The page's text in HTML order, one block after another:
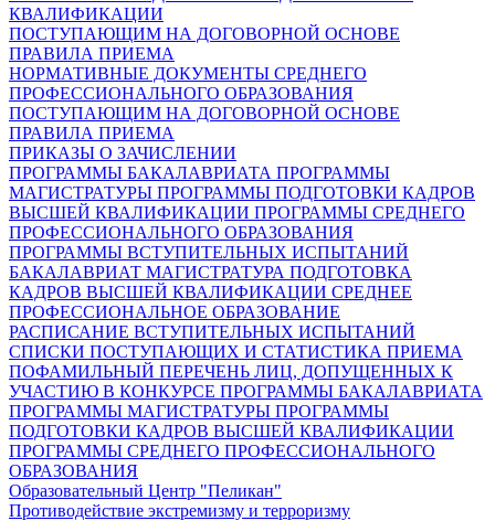
КВАЛИФИКАЦИИ
ПОСТУПАЮЩИМ НА ДОГОВОРНОЙ ОСНОВЕ
ПРАВИЛА ПРИЕМА
НОРМАТИВНЫЕ ДОКУМЕНТЫ СРЕДНЕГО
ПРОФЕССИОНАЛЬНОГО ОБРАЗОВАНИЯ
ПОСТУПАЮЩИМ НА ДОГОВОРНОЙ ОСНОВЕ
ПРАВИЛА ПРИЕМА
ПРИКАЗЫ О ЗАЧИСЛЕНИИ
ПРОГРАММЫ БАКАЛАВРИАТА ПРОГРАММЫ
МАГИСТРАТУРЫ ПРОГРАММЫ ПОДГОТОВКИ КАДРОВ
ВЫСШЕЙ КВАЛИФИКАЦИИ ПРОГРАММЫ СРЕДНЕГО
ПРОФЕССИОНАЛЬНОГО ОБРАЗОВАНИЯ
ПРОГРАММЫ ВСТУПИТЕЛЬНЫХ ИСПЫТАНИЙ
БАКАЛАВРИАТ МАГИСТРАТУРА ПОДГОТОВКА
КАДРОВ ВЫСШЕЙ КВАЛИФИКАЦИИ СРЕДНЕЕ
ПРОФЕССИОНАЛЬНОЕ ОБРАЗОВАНИЕ
РАСПИСАНИЕ ВСТУПИТЕЛЬНЫХ ИСПЫТАНИЙ
СПИСКИ ПОСТУПАЮЩИХ И СТАТИСТИКА ПРИЕМА
ПОФАМИЛЬНЫЙ ПЕРЕЧЕНЬ ЛИЦ, ДОПУЩЕННЫХ К
УЧАСТИЮ В КОНКУРСЕ ПРОГРАММЫ БАКАЛАВРИАТА
ПРОГРАММЫ МАГИСТРАТУРЫ ПРОГРАММЫ
ПОДГОТОВКИ КАДРОВ ВЫСШЕЙ КВАЛИФИКАЦИИ
ПРОГРАММЫ СРЕДНЕГО ПРОФЕССИОНАЛЬНОГО
ОБРАЗОВАНИЯ
Образовательный Центр "Пеликан"
Противодействие экстремизму и терроризму